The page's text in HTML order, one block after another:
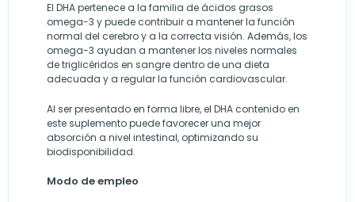
El DHA pertenece a la familia de ácidos grasos
omega-3 y puede contribuir a mantener la función
normal del cerebro y a la correcta visión. Además, los
omega-3 ayudan a mantener los niveles normales
de triglicéridos en sangre dentro de una dieta
adecuada y a regular la función cardiovascular.
Al ser presentado en forma libre, el DHA contenido en
este suplemento puede favorecer una mejor
absorción a nivel intestinal, optimizando su
biodisponibilidad.
Modo de empleo